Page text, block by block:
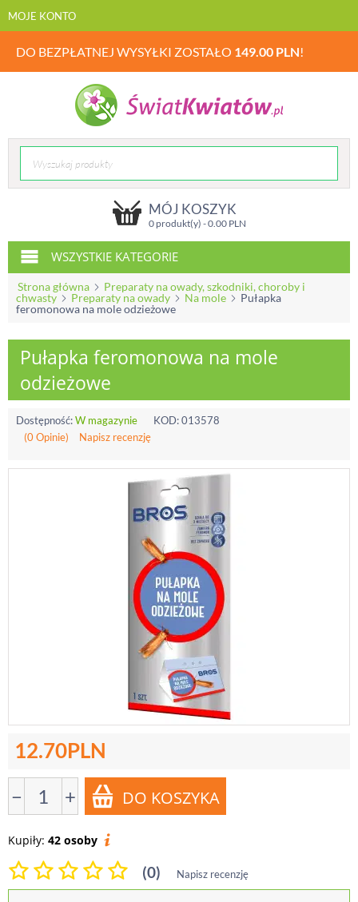
MOJE KONTO
DO BEZPŁATNEJ WYSYŁKI ZOSTAŁO 149.00 PLN!
MÓJ KOSZYK
0 produkt(y) -0.00PLN
WSZYSTKIE KATEGORIE
Strona główna
Preparaty na owady, szkodniki, choroby i
chwasty
Preparaty na owady Na mole
Pułapka
feromonowa na mole odzieżowe
Pułapka feromonowa na mole
odzieżowe
Dostępność:W magazynie KOD:013578
(0 Opinie)
Napisz recenzję
12.70PLN
− +
Kupiły: 42 osoby
(0) Napisz recenzję